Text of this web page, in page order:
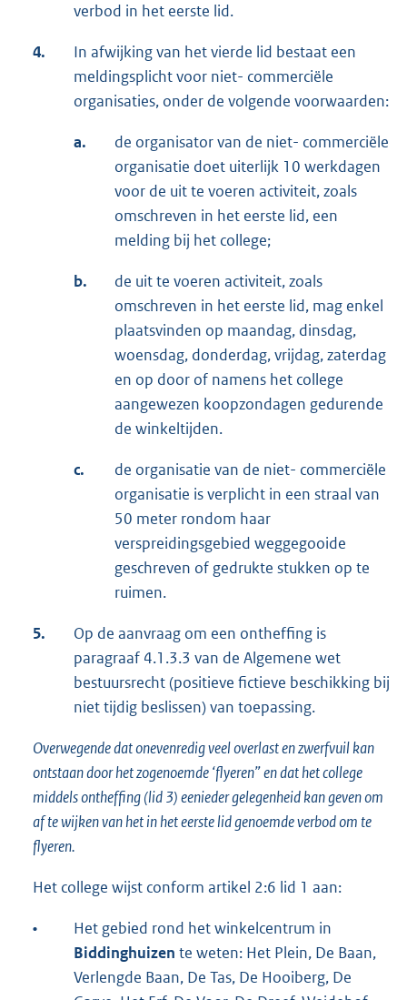
verbod in het eerste lid.
4.
In afwijking van het vierde lid bestaat een
meldingsplicht voor niet- commerciële
organisaties, onder de volgende voorwaarden:
a.
de organisator van de niet- commerciële
organisatie doet uiterlijk 10 werkdagen
voor de uit te voeren activiteit, zoals
omschreven in het eerste lid, een
melding bij het college;
b.
de uit te voeren activiteit, zoals
omschreven in het eerste lid, mag enkel
plaatsvinden op maandag, dinsdag,
woensdag, donderdag, vrijdag, zaterdag
en op door of namens het college
aangewezen koopzondagen gedurende
de winkeltijden.
c.
de organisatie van de niet- commerciële
organisatie is verplicht in een straal van
50 meter rondom haar
verspreidingsgebied weggegooide
geschreven of gedrukte stukken op te
ruimen.
5.
Op de aanvraag om een ontheffing is
paragraaf 4.1.3.3 van de Algemene wet
bestuursrecht (positieve fictieve beschikking bij
niet tijdig beslissen) van toepassing.
Overwegende dat onevenredig veel overlast en zwerfvuil kan
ontstaan door het zogenoemde ‘flyeren” en dat het college
middels ontheffing (lid 3) eenieder gelegenheid kan geven om
af te wijken van het in het eerste lid genoemde verbod om te
flyeren.
Het college wijst conform artikel 2:6 lid 1 aan:
•
Het gebied rond het winkelcentrum in
Biddinghuizen te weten: Het Plein, De Baan,
Verlengde Baan, De Tas, De Hooiberg, De